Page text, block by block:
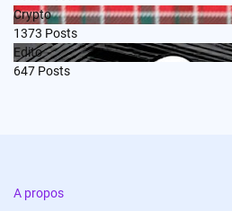
Crypto
1373 Posts
Edito
647 Posts
A propos